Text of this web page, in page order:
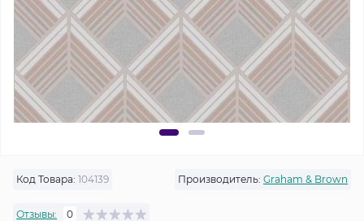
Код Товара: 104139 Производитель: Graham & Brown
Отзывы: 0